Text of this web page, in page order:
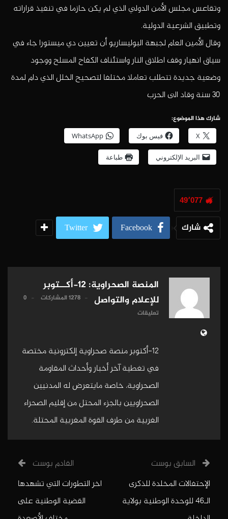
وتقاعس مجلس الأمن الدولي الذي لم يكن حازما في تنفيذ قراراته
وتطبيق الشرعية الدولية.
وقال الأمين العام لجبهة البوليساريو أن تعيين دي ميستورا جاء في
سياق انهيار وقف اطلاق النار واستئناف الكفاح المسلح ووجود
وضعية جديدة تتطلب تعاملا مختلفا لتصحيح الخلل الذي دام لمدة
30 سنة وقاد الى الحرب
شارك هذا الموضوع:
X فيس بوك WhatsApp
البريد الإلكتروني طباعة
49٬077
شارك Facebook
Twitter
المنصة الصحراوية: 12-أكــتوبر
للإعلام والتواصل
1278 المشاركات
0
تعليقات
12-أكتوبر منصة صحراوية إلكترونية مختصة
في تغطية آخر أخبار وأحداث المقاومة
الصحراوية، خاصة مايتعرض له المدنيين
الصحراويين بالجزء المحتل من إقليم الصحراء
الغربية من طرف القوة المغربية المحتلة.
السابق بوست
الإحتفالات المخلدة للذكرى
الـ46 للوحدة الوطنية بولاية
القادم بوست
اخر التطورات التي تشهدها
القضية الوطنية على